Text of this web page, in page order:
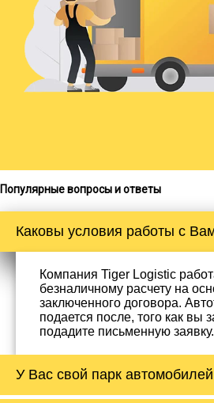
Популярные вопросы и ответы
Каковы условия работы с
Компания Tiger Logistic
безналичному расчету на
заключенного договора.
подается после, того как вы
подадите письменную заявку.
У Вас свой парк